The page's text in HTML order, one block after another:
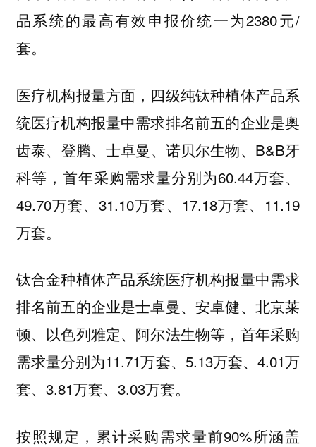
品系统的最高有效申报价统一为2380元/
套。
医疗机构报量方面，四级纯钛种植体产品系
统医疗机构报量中需求排名前五的企业是奥
齿泰、登腾、士卓曼、诺贝尔生物、B&B牙
科等，首年采购需求量分别为60.44万套、
49.70万套、31.10万套、17.18万套、11.19
万套。
钛合金种植体产品系统医疗机构报量中需求
排名前五的企业是士卓曼、安卓健、北京莱
顿、以色列雅定、阿尔法生物等，首年采购
需求量分别为11.71万套、5.13万套、4.01万
套、3.81万套、3.03万套。
按照规定，累计采购需求量前90%所涵盖